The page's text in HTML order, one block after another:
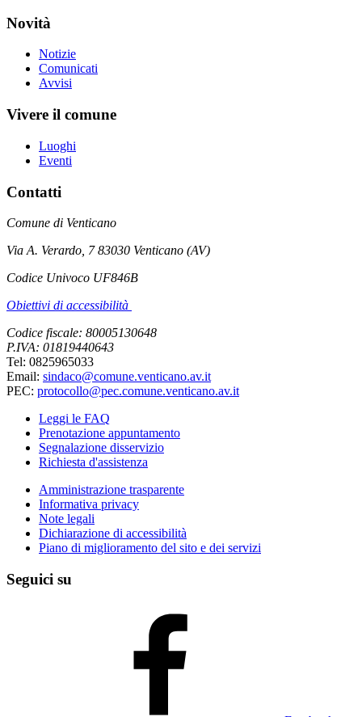
Novità
Notizie
Comunicati
Avvisi
Vivere il comune
Luoghi
Eventi
Contatti
Comune di Venticano
Via A. Verardo, 7 83030 Venticano (AV)
Codice Univoco UF846B
Obiettivi di accessibilità
Codice fiscale: 80005130648
P.IVA: 01819440643
Tel: 0825965033
Email: sindaco@comune.venticano.av.it
PEC: protocollo@pec.comune.venticano.av.it
Leggi le FAQ
Prenotazione appuntamento
Segnalazione disservizio
Richiesta d'assistenza
Amministrazione trasparente
Informativa privacy
Note legali
Dichiarazione di accessibilità
Piano di miglioramento del sito e dei servizi
Seguici su